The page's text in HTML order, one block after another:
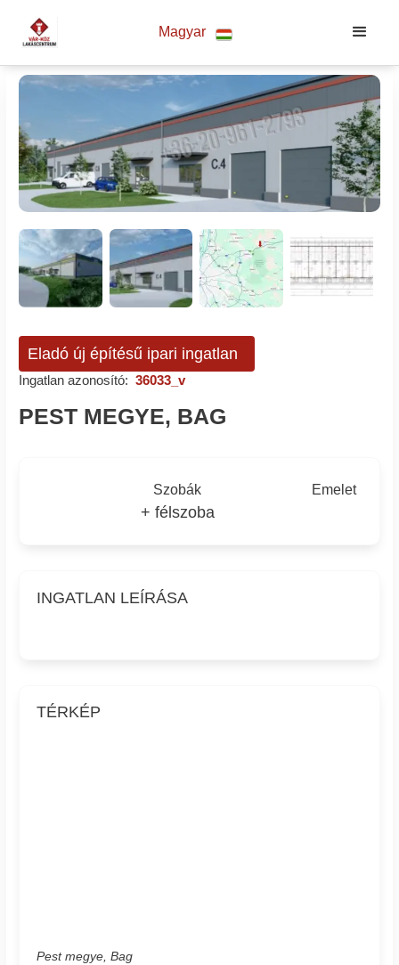
Magyar
Eladó új építésű ipari ingatlan
Ingatlan azonosító: 36033_v
PEST MEGYE, BAG
Szobák
+ félszoba
Emelet
INGATLAN LEÍRÁSA
TÉRKÉP
Pest megye, Bag